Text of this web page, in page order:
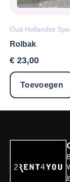
Oud Hollandse
Rolbak
€ 23,00
Toevoegen